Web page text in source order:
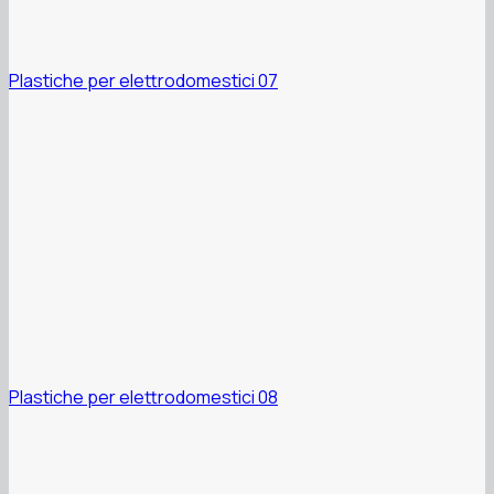
Plastiche per elettrodomestici 07
Plastiche per elettrodomestici 08